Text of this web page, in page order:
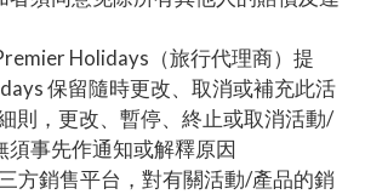
Holidays（旅行代理商）提
保留隨時更改、取消或補充此活
則，更改、暫停、終止或取消活動/
須事先作通知或解釋原因
方銷售平台，對有關活動/產品的銷